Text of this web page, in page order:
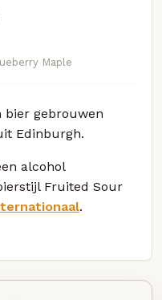
Maple
bier gebrouwen
Edinburgh.
alcohol
Fruited Sour
.